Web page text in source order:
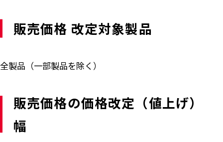
販売価格 改定対象製品
全製品（一部製品を除く）
販売価格の価格改定（値上げ）
幅